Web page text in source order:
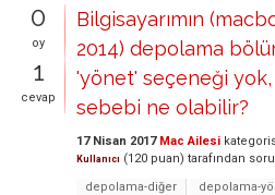
0
oy
1
cevap
Bilgisayarımın
2014) depolama
'yönet' seçeneği
sebebi ne olabilir?
17 Nisan 2017 Mac Ailesi
Kullanıcı (120 puan) tarafından
depolama-diğer
depolama-